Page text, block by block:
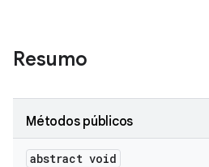
Resumo
Métodos públicos
abstract void